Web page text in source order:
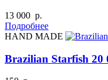
13 000 р.
Подробнее
HAND MADE
Brazilian Starfish 20